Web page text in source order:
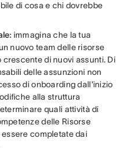
di cosa e chi dovrebbe
immagina che la tua
nuovo team delle risorse
di nuovi assunti. Di
delle assunzioni non
di onboarding dall'inizio
alla struttura
quali attività di
delle Risorse
completate dai